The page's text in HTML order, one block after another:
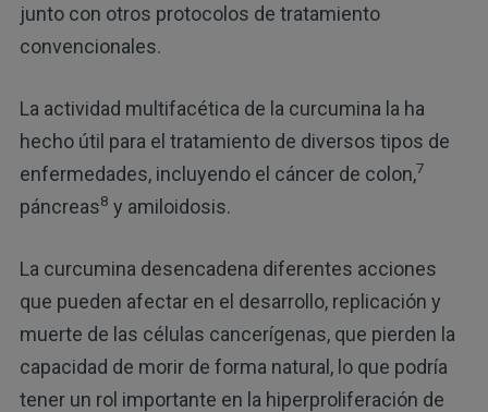
junto con otros protocolos de tratamiento
convencionales.
La actividad multifacética de la curcumina la ha
hecho útil para el tratamiento de diversos tipos de
enfermedades, incluyendo el cáncer de colon,7
páncreas8 y amiloidosis.
La curcumina desencadena diferentes acciones
que pueden afectar en el desarrollo, replicación y
muerte de las células cancerígenas, que pierden la
capacidad de morir de forma natural, lo que podría
tener un rol importante en la hiperproliferación de